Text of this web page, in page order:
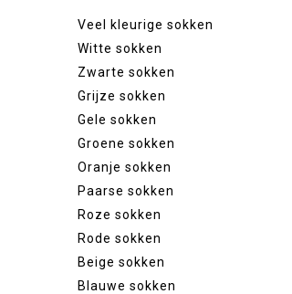
Veel kleurige sokken
Witte sokken
Zwarte sokken
Grijze sokken
Gele sokken
Groene sokken
Oranje sokken
Paarse sokken
Roze sokken
Rode sokken
Beige sokken
Blauwe sokken